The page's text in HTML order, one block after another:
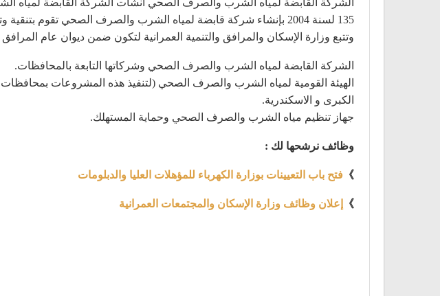
135 لسنة 2004 بإنشاء شركة قابضة لمياه الشرب والصرف الصحي تقوم
وتتبع وزارة الإسكان والمرافق والتنمية العمرانية لتكون ضمن ديوان عام المرافق
الشركة القابضة لمياه الشرب والصرف الصحي وشركاتها التابعة بالمحافظات.
الهيئة القومية لمياه الشرب والصرف الصحي (لتنفيذ هذه المشروعات
الكبرى و الاسكندرية.
جهاز تنظيم مياه الشرب والصرف الصحي وحماية المستهلك.
وظائف نرشحها لك :
》 فتح باب التعيينات بوزارة الكهرباء للمؤهلات العليا والدبلومات
》 إعلان وظائف وزارة الإسكان والمجتمعات العمرانية